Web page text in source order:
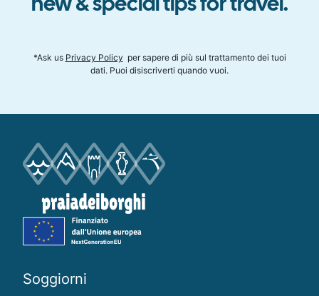
new & special tips for travel .
*Ask us Privacy Policy per sapere di più sul trattamento dei tuoi
dati. Puoi disiscriverti quando vuoi.
Soggiorni